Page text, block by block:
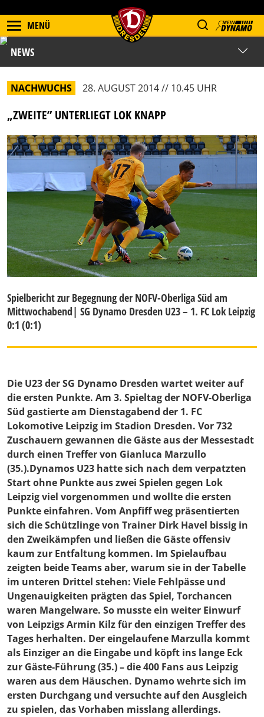
MENÜ
NEWS
NACHWUCHS 28. AUGUST 2014 // 10.45 UHR
„ZWEITE” UNTERLIEGT LOK KNAPP
Spielbericht zur Begegnung der NOFV-Oberliga Süd am
Mittwochabend| SG Dynamo Dresden U23 – 1. FC Lok Leipzig
0:1 (0:1)
Die U23 der SG Dynamo Dresden wartet weiter auf
die ersten Punkte. Am 3. Spieltag der NOFV-Oberliga
Süd gastierte am Dienstagabend der 1. FC
Lokomotive Leipzig im Stadion Dresden. Vor 732
Zuschauern gewannen die Gäste aus der Messestadt
durch einen Treffer von Gianluca Marzullo
(35.).Dynamos U23 hatte sich nach dem verpatzten
Start ohne Punkte aus zwei Spielen gegen Lok
Leipzig viel vorgenommen und wollte die ersten
Punkte einfahren. Vom Anpfiff weg präsentierten
sich die Schützlinge von Trainer Dirk Havel bissig in
den Zweikämpfen und ließen die Gäste offensiv
kaum zur Entfaltung kommen. Im Spielaufbau
zeigten beide Teams aber, warum sie in der Tabelle
im unteren Drittel stehen: Viele Fehlpässe und
Ungenauigkeiten prägten das Spiel, Torchancen
waren Mangelware. So musste ein weiter Einwurf
von Leipzigs Armin Kilz für den einzigen Treffer des
Tages herhalten. Der eingelaufene Marzulla kommt
als Einziger an die Eingabe und köpft ins lange Eck
zur Gäste-Führung (35.) – die 400 Fans aus Leipzig
waren aus dem Häuschen. Dynamo wehrte sich im
ersten Durchgang und versuchte auf den Ausgleich
zu spielen, das Vorhaben misslang allerdings.